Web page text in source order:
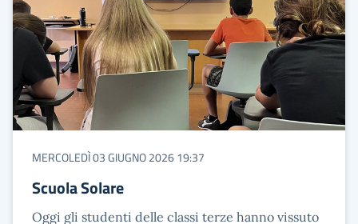
MERCOLEDÌ 03 GIUGNO 2026 19:37
Scuola Solare
Oggi gli studenti delle classi terze hanno vissuto